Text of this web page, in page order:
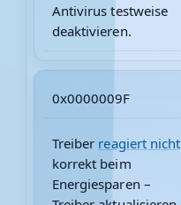
Antivirus testweise
deaktivieren.
0x0000009F
Treiber reagiert nicht
korrekt beim
Energiesparen –